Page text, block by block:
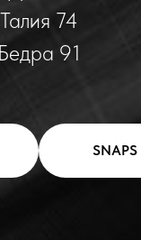
Талия 74
Бедра 91
SNAPS